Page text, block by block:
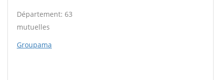
Département: 63
mutuelles
Groupama